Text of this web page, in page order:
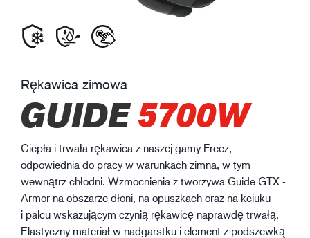
Rękawica zimowa
GUIDE5700W
Ciepła i trwała rękawica z naszej gamy Freez,
odpowiednia do pracy w warunkach zimna, w tym
wewnątrz chłodni. Wzmocnienia z tworzywa Guide GTX -
Armor na obszarze dłoni, na opuszkach oraz na kciuku
i palcu wskazującym czynią rękawicę naprawdę trwałą.
Elastyczny materiał w nadgarstku i element z podszewką